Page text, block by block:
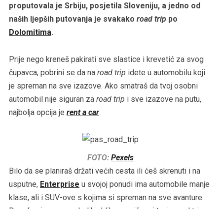
proputovala je Srbiju, posjetila Sloveniju, a jedno od
naših ljepših putovanja je svakako road trippo
Dolomitima.
Prije nego kreneš pakirati sve slastice i krevetić za svog
čupavca, pobrini se da na road trip idete u automobilu koji
je spreman na sve izazove. Ako smatraš da tvoj osobni
automobil nije siguran za road trip i sve izazove na putu,
najbolja opcija je rent a car.
FOTO: Pexels
Bilo da se planiraš držati većih cesta ili ćeš skrenuti i na
usputne, Enterprise u svojoj ponudi ima automobile manje
klase, ali i SUV-ove s kojima si spreman na sve avanture.